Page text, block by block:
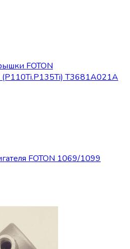
FOTON
Т3681А021А
FOTON 1069/1099